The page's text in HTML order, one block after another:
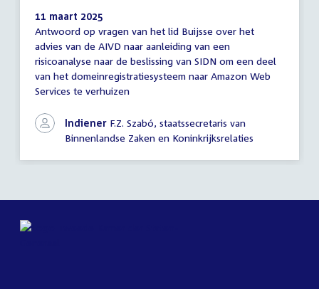
Antwoord
schriftelijke
vragen
11 maart 2025
Antwoord op vragen van het lid Buijsse over het
advies van de AIVD naar aanleiding van een
risicoanalyse naar de beslissing van SIDN om een deel
van het domeinregistratiesysteem naar Amazon Web
Services te verhuizen
Indiener F.Z. Szabó, staatssecretaris van
Binnenlandse Zaken en Koninkrijksrelaties